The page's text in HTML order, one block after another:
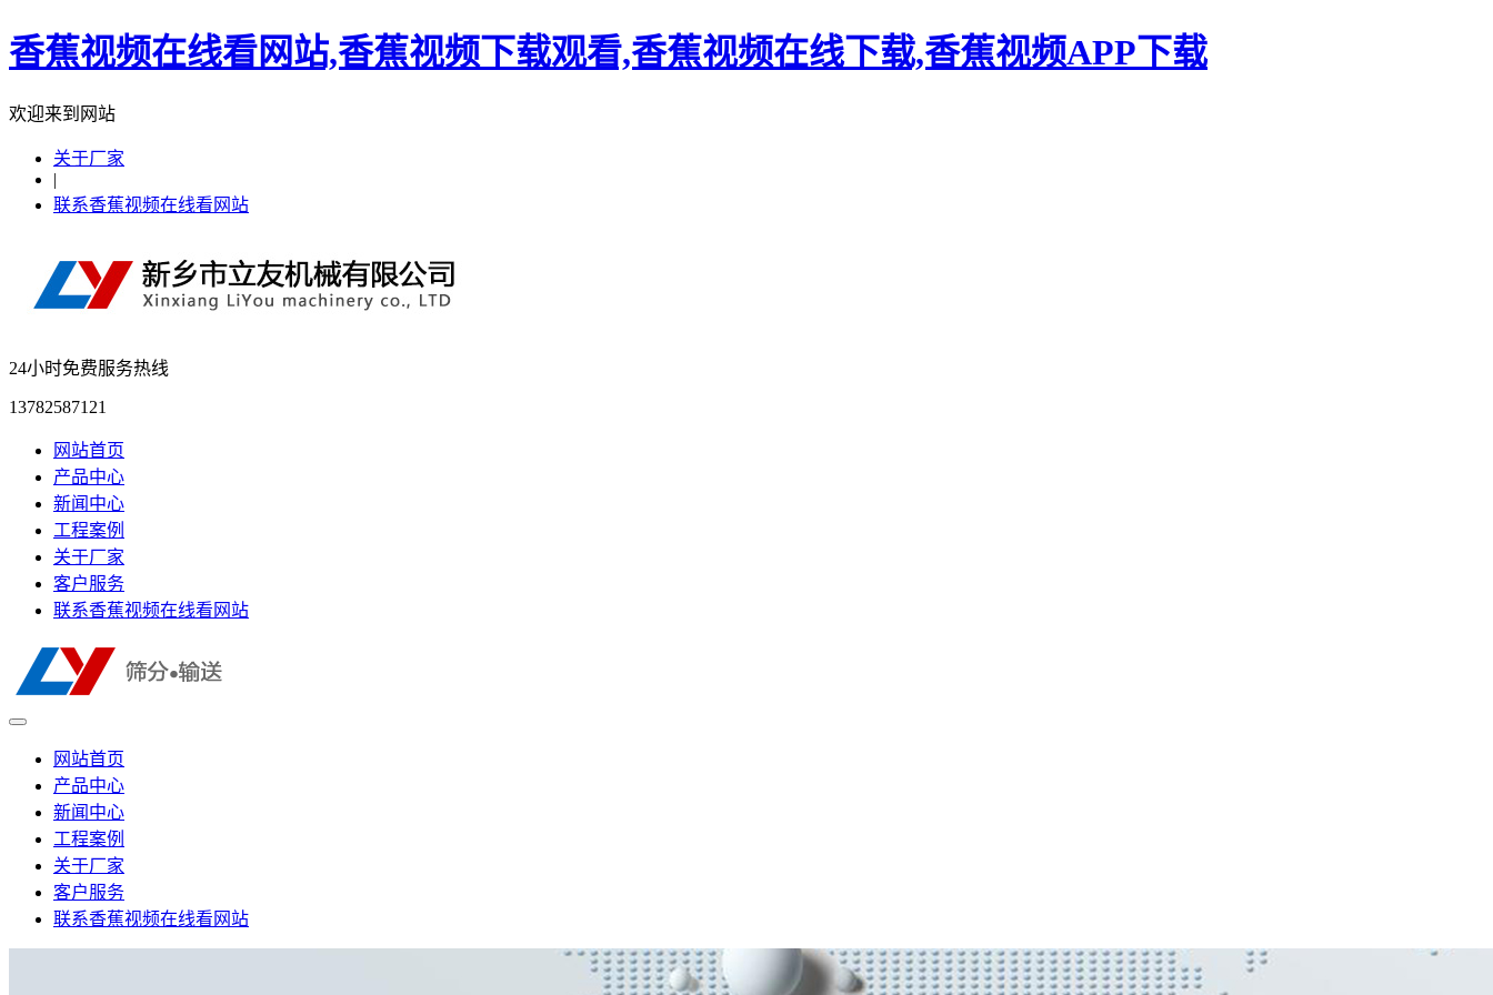
香蕉视频在线看网站,香蕉视频下载观看,香蕉视频在线下载,香蕉视频APP下载
欢迎来到网站
关于厂家
|
联系香蕉视频在线看网站
24小时免费服务热线
13782587121
网站首页
产品中心
新闻中心
工程案例
关于厂家
客户服务
联系香蕉视频在线看网站
网站首页
产品中心
新闻中心
工程案例
关于厂家
客户服务
联系香蕉视频在线看网站